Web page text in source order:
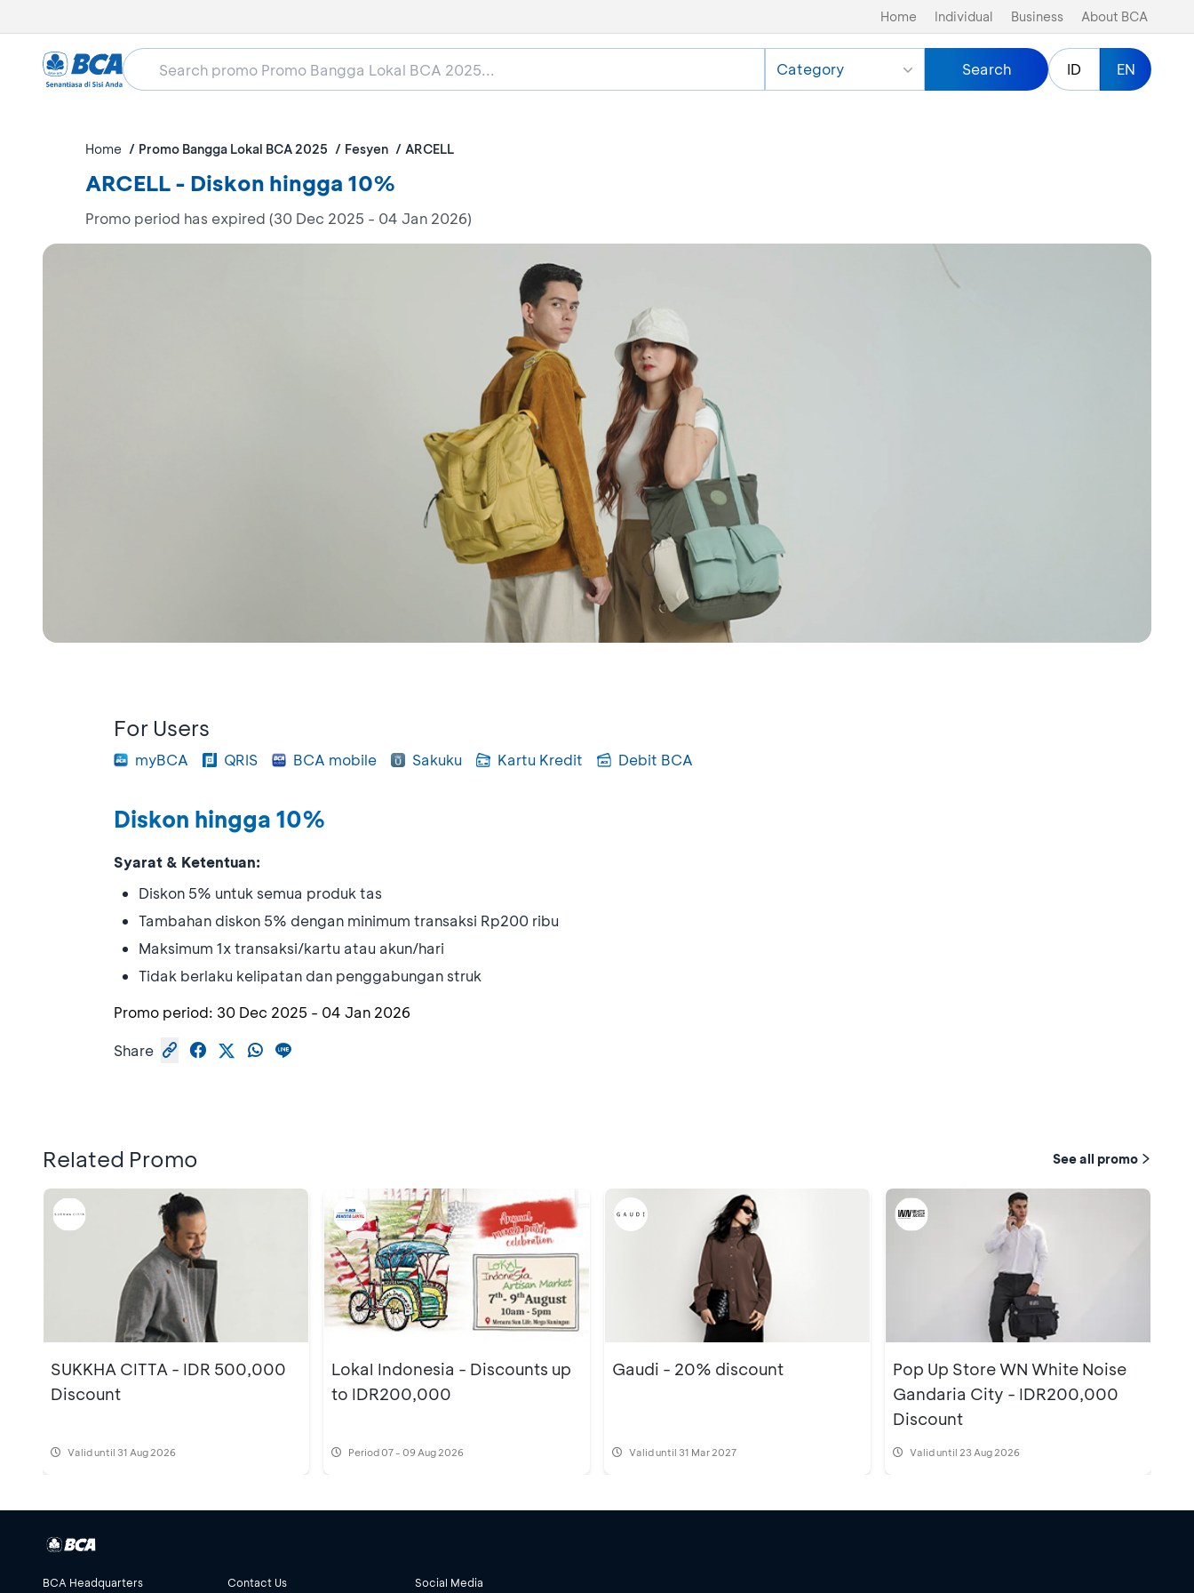
Home Individual Business About BCA
Category Search ID EN
Home Promo Bangga Lokal BCA 2025 Fesyen ARCELL
ARCELL - Diskon hingga 10%
Promo period has expired (30 Dec 2025 - 04 Jan 2026)
For Users
myBCA QRIS BCA mobile Sakuku Kartu Kredit Debit BCA
Diskon hingga 10%
Syarat & Ketentuan:
Diskon 5% untuk semua produk tas
Tambahan diskon 5% dengan minimum transaksi Rp200 ribu
Maksimum 1x transaksi/kartu atau akun/hari
Tidak berlaku kelipatan dan penggabungan struk
Promo period: 30 Dec 2025 - 04 Jan 2026
Share
Related Promo See all promo
SUKKHA CITTA - IDR 500,000
Discount
Valid until 31 Aug 2026
Lokal Indonesia - Discounts up
to IDR200,000
Period07 - 09 Aug 2026
Gaudi - 20% discount
Valid until 31 Mar 2027
Pop Up Store WN White Noise
Gandaria City - IDR200,000
Discount
Valid until 23 Aug 2026
BCA Headquarters Contact Us Social Media